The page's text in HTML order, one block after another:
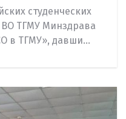
студенческих
ТГМУ Минздрава
в ТГМУ», давши...